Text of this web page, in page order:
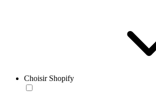
Choisir Shopify